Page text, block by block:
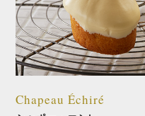
Chapeau Échiré